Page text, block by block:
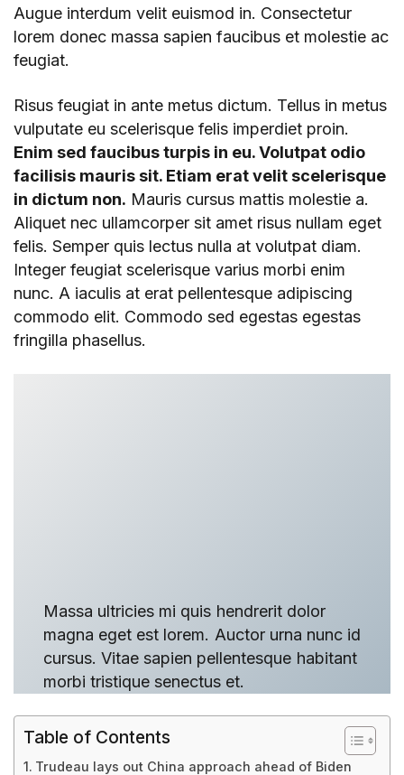
Augue interdum velit euismod in. Consectetur
lorem donec massa sapien faucibus et molestie ac
feugiat.
Risus feugiat in ante metus dictum. Tellus in metus
vulputate eu scelerisque felis imperdiet proin.
Enim sed faucibus turpis in eu. Volutpat odio
facilisis mauris sit. Etiam erat velit scelerisque
in dictum non. Mauris cursus mattis molestie a.
Aliquet nec ullamcorper sit amet risus nullam eget
felis. Semper quis lectus nulla at volutpat diam.
Integer feugiat scelerisque varius morbi enim
nunc. A iaculis at erat pellentesque adipiscing
commodo elit. Commodo sed egestas egestas
fringilla phasellus.
Massa ultricies mi quis hendrerit dolor
magna eget est lorem. Auctor urna nunc id
cursus. Vitae sapien pellentesque habitant
morbi tristique senectus et.
Table of Contents
Trudeau lays out China approach ahead of Biden